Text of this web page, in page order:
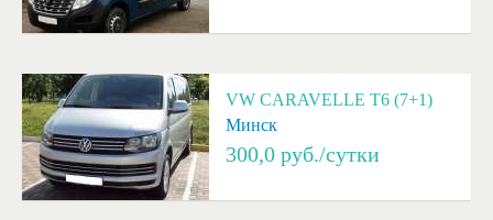
VW CARAVELLE T6 (7+1)
Минск
300,0 руб./сутки